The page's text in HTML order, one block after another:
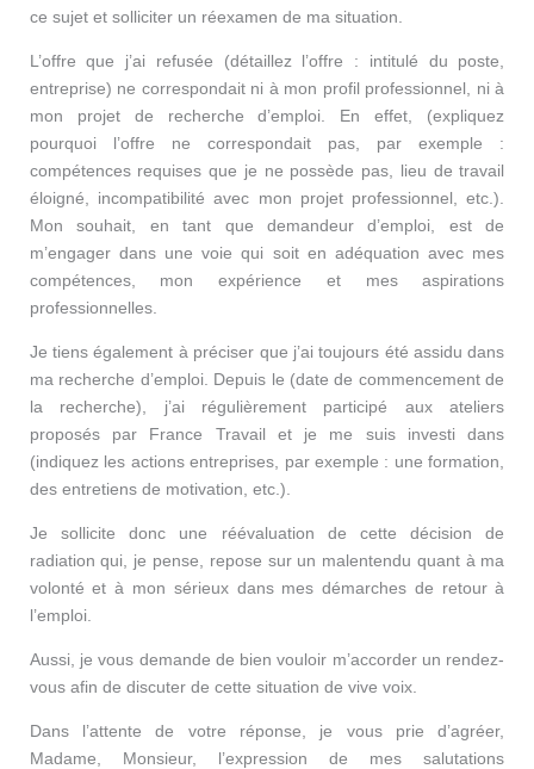
ce sujet et solliciter un réexamen de ma situation.
L’offre que j’ai refusée (détaillez l’offre : intitulé du poste,
entreprise) ne correspondait ni à mon profil professionnel, ni à
mon projet de recherche d’emploi. En effet, (expliquez
pourquoi l’offre ne correspondait pas, par exemple :
compétences requises que je ne possède pas, lieu de travail
éloigné, incompatibilité avec mon projet professionnel, etc.).
Mon souhait, en tant que demandeur d’emploi, est de
m’engager dans une voie qui soit en adéquation avec mes
compétences, mon expérience et mes aspirations
professionnelles.
Je tiens également à préciser que j’ai toujours été assidu dans
ma recherche d’emploi. Depuis le (date de commencement de
la recherche), j’ai régulièrement participé aux ateliers
proposés par France Travail et je me suis investi dans
(indiquez les actions entreprises, par exemple : une formation,
des entretiens de motivation, etc.).
Je sollicite donc une réévaluation de cette décision de
radiation qui, je pense, repose sur un malentendu quant à ma
volonté et à mon sérieux dans mes démarches de retour à
l’emploi.
Aussi, je vous demande de bien vouloir m’accorder un rendez-
vous afin de discuter de cette situation de vive voix.
Dans l’attente de votre réponse, je vous prie d’agréer,
Madame, Monsieur, l’expression de mes salutations